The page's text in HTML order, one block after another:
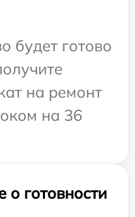
будет готово
на ремонт
на 36
готовности